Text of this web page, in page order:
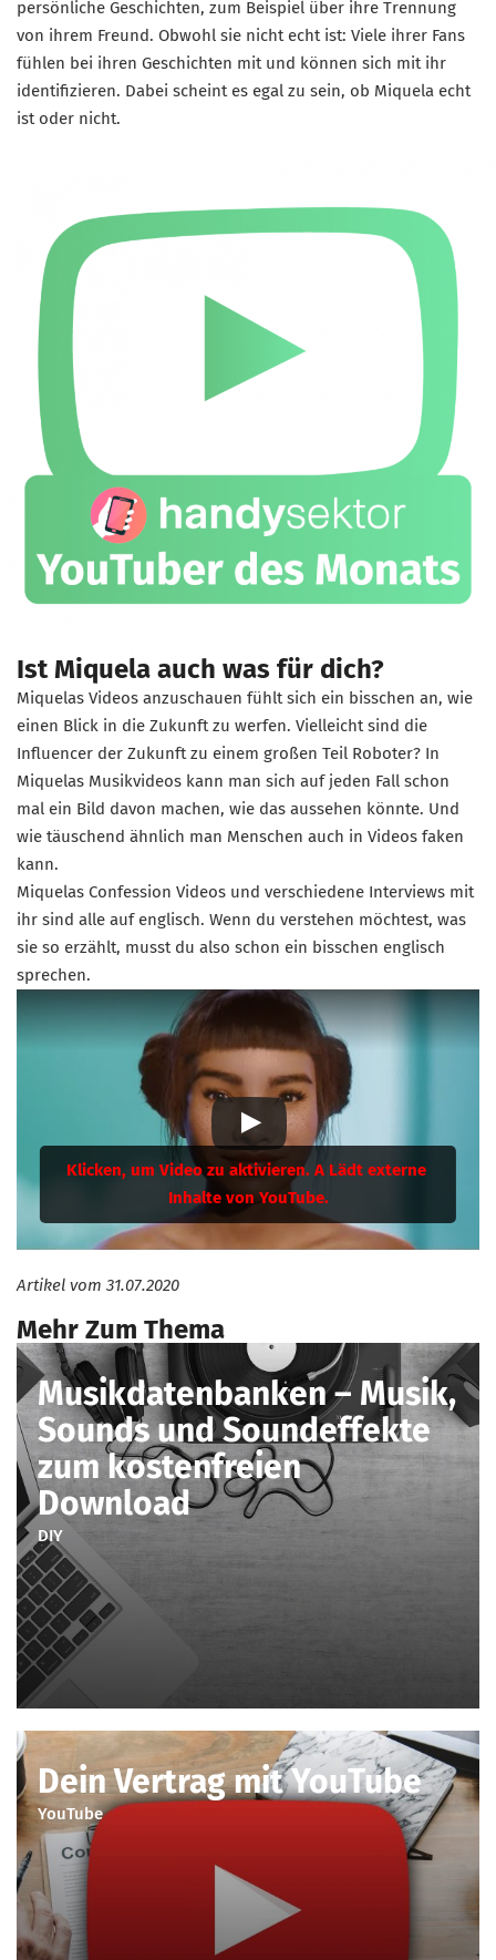
persönliche Geschichten, zum Beispiel über ihre Trennung
von ihrem Freund. Obwohl sie nicht echt ist: Viele ihrer Fans
fühlen bei ihren Geschichten mit und können sich mit ihr
identifizieren. Dabei scheint es egal zu sein, ob Miquela echt
ist oder nicht.
Ist Miquela auch was für dich?
Miquelas Videos anzuschauen fühlt sich ein bisschen an, wie
einen Blick in die Zukunft zu werfen. Vielleicht sind die
Influencer der Zukunft zu einem großen Teil Roboter? In
Miquelas Musikvideos kann man sich auf jeden Fall schon
mal ein Bild davon machen, wie das aussehen könnte. Und
wie täuschend ähnlich man Menschen auch in Videos faken
kann.
Miquelas Confession Videos und verschiedene Interviews mit
ihr sind alle auf englisch. Wenn du verstehen möchtest, was
sie so erzählt, musst du also schon ein bisschen englisch
sprechen.
Artikel vom 31.07.2020
Mehr Zum Thema
Musikdatenbanken – Musik,
Sounds und Soundeffekte
zum kostenfreien
Download
DIY
Dein Vertrag mit YouTube
YouTube